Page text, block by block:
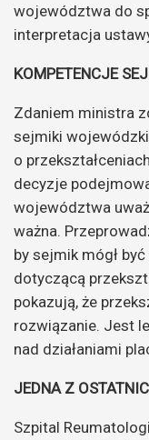
województwa do
interpretacja
KOMPETENCJE
Zdaniem ministra
sejmiki
o
decyzje
województwa
ważna.
by sejmik mógł
dotyczącą
pokazują, że
rozwiązanie. Jest
nad działaniami
JEDNA Z
Szpital